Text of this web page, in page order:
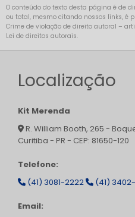
O conteúdo do texto desta página é de
ou total, mesmo citando nossos links, é
Crime de violação de direito autoral –
Lei de direitos autorais.
Localização
Kit Merenda
R. William Booth, 265 -
Curitiba - PR - CEP: 81650-120
Telefone:
(41) 3081-2222
(41)
Email: